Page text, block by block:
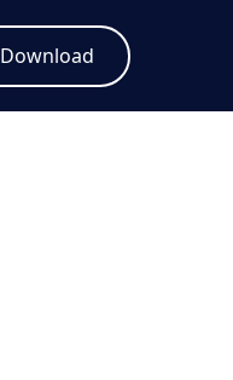
Download